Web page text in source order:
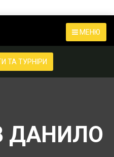
МЕНЮ
ТА ТУРНІРИ
ДАНИЛО